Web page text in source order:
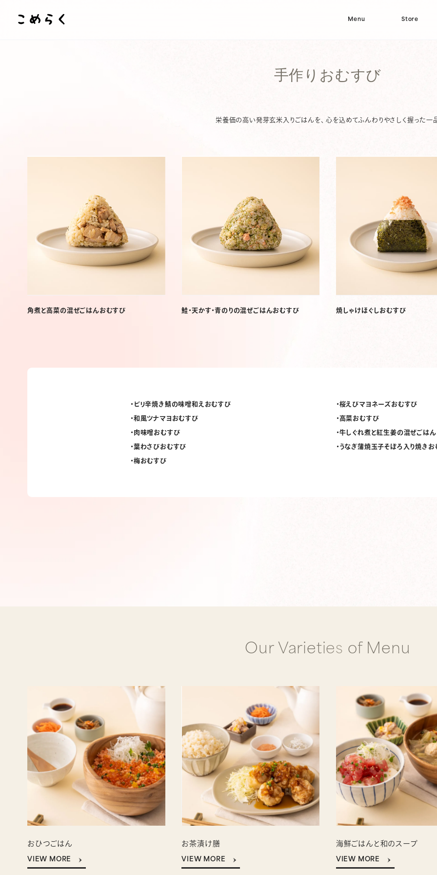
Menu Store
手作りおむすび
栄養価の高い発芽玄米入りごはんを、 心を込めてふんわりやさしく握った一
角煮と高菜の混ぜごはんおむすび 鮭・天かす・青のりの混ぜごはんおむすび 焼しゃけほぐしおむすび
ピリ辛焼き鯖の味噌和えおむすび
和風ツナマヨおむすび
肉味噌おむすび
葉わさびおむすび
梅おむすび
桜えびマヨネーズおむすび
高菜おむすび
牛しぐれ煮と紅生姜の混ぜごは
うなぎ蒲焼玉子そぼろ入り焼きお
Ou r Varieties of Me nu
おひつごはん
VIEW MORE
お茶漬け膳
VIEW MORE
海鮮ごはんと 和のスープ
VIEW MORE